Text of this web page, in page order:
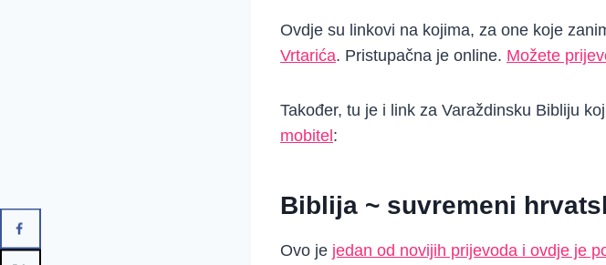
Ovdje su linkovi na kojima, za one koje
Vrtarića. Pristupačna je online. Možete
Također, tu je i link za Varaždinsku Bibliju
mobitel:
Biblija ~ suvremeni
Ovo je jedan od novijih prijevoda i ovdje je